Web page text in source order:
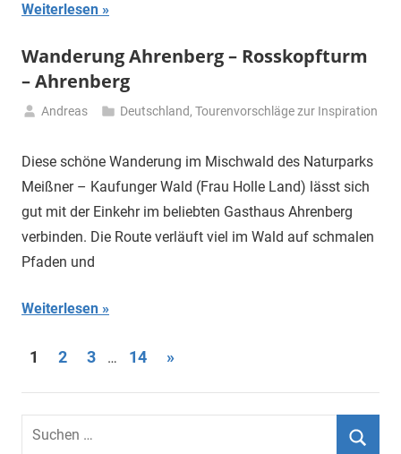
Weiterlesen
Wanderung Ahrenberg – Rosskopfturm
– Ahrenberg
November
Andreas Deutschland,Tourenvorschläge zur Inspiration
Diese schöne Wanderung im Mischwald des Naturparks
Meißner – Kaufunger Wald (Frau Holle Land) lässt sich
gut mit der Einkehr im beliebten Gasthaus Ahrenberg
verbinden. Die Route verläuft viel im Wald auf schmalen
Pfaden und
Weiterlesen
Seitennummerierung
der
Beiträge
1 2 3 … 14
Nächste
»
Suchen